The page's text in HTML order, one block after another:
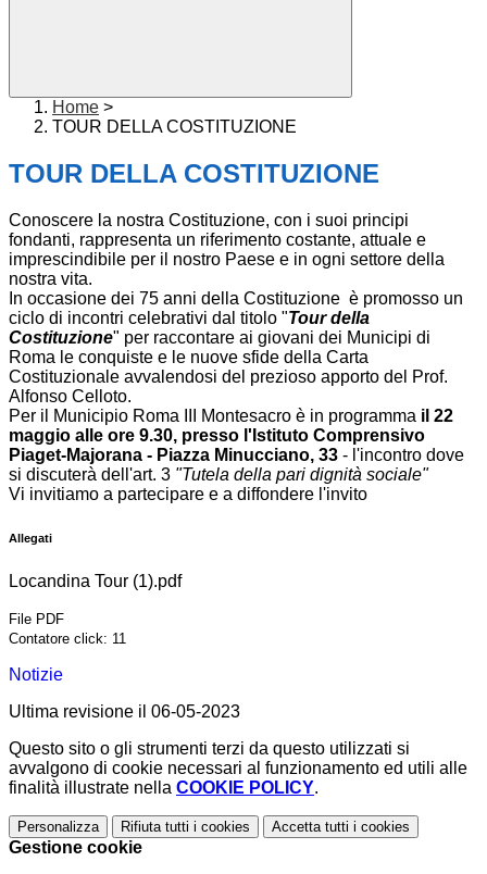
Home >
TOUR DELLA COSTITUZIONE
TOUR DELLA COSTITUZIONE
Conoscere la nostra Costituzione, con i suoi principi
fondanti, rappresenta un riferimento costante, attuale e
imprescindibile per il nostro Paese e in ogni settore della
nostra vita.
In occasione dei 75 anni della Costituzione è promosso un
ciclo di incontri celebrativi dal titolo "Tour della
Costituzione" per raccontare ai giovani dei Municipi di
Roma le conquiste e le nuove sfide della Carta
Costituzionale avvalendosi del prezioso apporto del Prof.
Alfonso Celloto.
Per il Municipio Roma III Montesacro è in programma il 22
maggio alle ore 9.30, presso l' Istituto Comprensivo
Piaget-Majorana - Piazza Minucciano, 33 - l'incontro dove
si discuterà dell'art. 3 "Tutela della pari dignità sociale"
Vi invitiamo a partecipare e a diffondere l'invito
Allegati
Locandina Tour (1).pdf
File PDF
Contatore click: 11
Notizie
Ultima revisione il 06-05-2023
Questo sito o gli strumenti terzi da questo utilizzati si
avvalgono di cookie necessari al funzionamento ed utili alle
finalità illustrate nella COOKIE POLICY.
Personalizza Rifiuta tutti i cookies Accetta tutti i cookies
Gestione cookie